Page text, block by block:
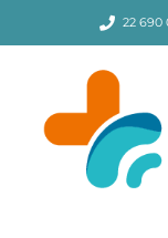
22 690